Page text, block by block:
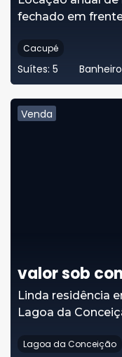
fechado em
Cacupé
Suítes: 5
Venda
valor sob
Linda residência
Lagoa da
Lagoa da Conceição